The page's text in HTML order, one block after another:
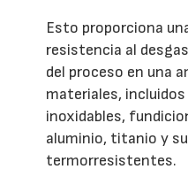
Esto proporciona
resistencia al
del proceso en una
materiales,
inoxidables,
aluminio, titanio y
termorresistentes.